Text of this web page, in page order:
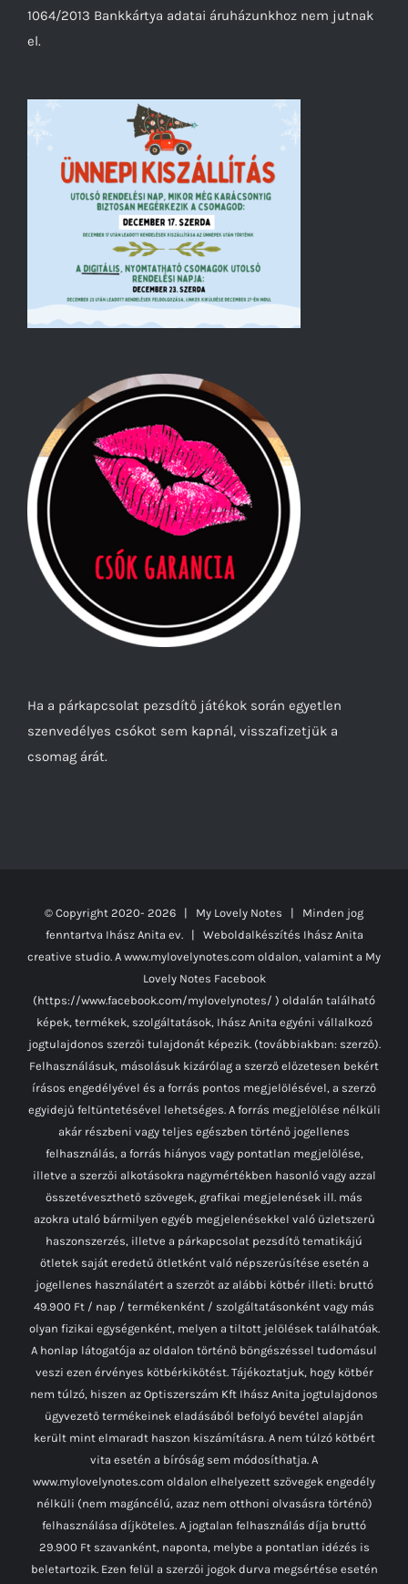
1064/2013 Bankkártya adatai áruházunkhoz nem jutnak
el.
Ha a párkapcsolat pezsdítő játékok során egyetlen
szenvedélyes csókot sem kapnál, visszafizetjük a
csomag árát.
© Copyright 2020- 2026 | My Lovely Notes | Minden jog
fenntartva Ihász Anita ev. | Weboldalkészítés Ihász Anita
creative studio. A www.mylovelynotes.com oldalon, valamint a My
Lovely Notes Facebook
(https://www.facebook.com/mylovelynotes/ ) oldalán található
képek, termékek, szolgáltatások, Ihász Anita egyéni vállalkozó
jogtulajdonos szerzői tulajdonát képezik. (továbbiakban: szerző).
Felhasználásuk, másolásuk kizárólag a szerző előzetesen bekért
írásos engedélyével és a forrás pontos megjelölésével, a szerző
egyidejű feltüntetésével lehetséges. A forrás megjelölése nélküli
akár részbeni vagy teljes egészben történő jogellenes
felhasználás, a forrás hiányos vagy pontatlan megjelölése,
illetve a szerzői alkotásokra nagymértékben hasonló vagy azzal
összetéveszthető szövegek, grafikai megjelenések ill. más
azokra utaló bármilyen egyéb megjelenésekkel való üzletszerű
haszonszerzés, illetve a párkapcsolat pezsdítő tematikájú
ötletek saját eredetű ötletként való népszerűsítése esetén a
jogellenes használatért a szerzőt az alábbi kötbér illeti: bruttó
49.900 Ft / nap / termékenként / szolgáltatásonként vagy más
olyan fizikai egységenként, melyen a tiltott jelölések találhatóak.
A honlap látogatója az oldalon történő böngészéssel tudomásul
veszi ezen érvényes kötbérkikötést. Tájékoztatjuk, hogy kötbér
nem túlzó, hiszen az Optiszerszám Kft Ihász Anita jogtulajdonos
ügyvezető termékeinek eladásából befolyó bevétel alapján
került mint elmaradt haszon kiszámításra. A nem túlzó kötbért
vita esetén a bíróság sem módosíthatja. A
www.mylovelynotes.com oldalon elhelyezett szövegek engedély
nélküli (nem magáncélú, azaz nem otthoni olvasásra történő)
felhasználása díjköteles. A jogtalan felhasználás díja bruttó
29.900 Ft szavanként, naponta, melybe a pontatlan idézés is
beletartozik. Ezen felül a szerzői jogok durva megsértése esetén